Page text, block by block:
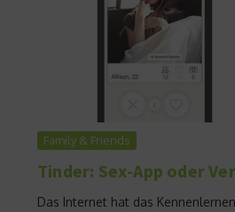
Family & Friends
Tinder: Sex-App oder
Das Internet hat das